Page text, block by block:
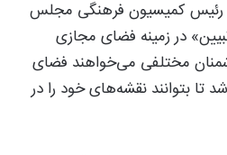
رئیس کمیسیون فرهنگی مجلس
در زمینه فضای مجازی
مختلفی می‌خواهند فضای
تا بتوانند نقشه‌های خود را در